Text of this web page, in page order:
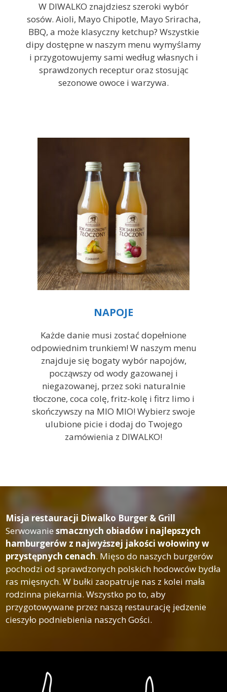
W DIWALKO znajdziesz szeroki wybór
sosów. Aioli, Mayo Chipotle, Mayo Sriracha,
BBQ, a może klasyczny ketchup? Wszystkie
dipy dostępne w naszym menu wymyślamy
i przygotowujemy sami według własnych i
sprawdzonych receptur oraz stosując
sezonowe owoce i warzywa.
NAPOJE
Każde danie musi zostać dopełnione
odpowiednim trunkiem! W naszym menu
znajduje się bogaty wybór napojów,
począwszy od wody gazowanej i
niegazowanej, przez soki naturalnie
tłoczone, coca colę, fritz-kolę i fitrz limo i
skończywszy na MIO MIO! Wybierz swoje
ulubione picie i dodaj do Twojego
zamówienia z DIWALKO!
Misja restauracji Diwalko Burger & Grill
Serwowaniesmacznych obiadów i najlepszych
hamburgerów z najwyższej jakości wołowiny w
przystępnych cenach. Mięso do naszych burgerów
pochodzi od sprawdzonych polskich hodowców bydła
ras mięsnych. W bułki zaopatruje nas z kolei mała
rodzinna piekarnia. Wszystko po to, aby
przygotowywane przez naszą restaurację jedzenie
cieszyło podniebienia naszych Gości.